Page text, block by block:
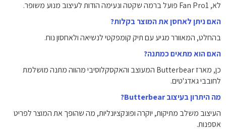
לא, Fan Pro1 פועל ברמה שקטה ונעימה הודות לעיצוב מנוע משופר.
האם ניתן לאחסן את המוצר בקלות?
בהחלט, המאוורר מגיע עם תיק קומפקטי לנשיאה ולאחסון נוח.
האם הוא מתאים כמתנה?
כן, מארז Butterbear המעוצב והאקסקלוסיבי מהווה מתנה מושלמת
לחובבי גאדג'טים.
מה היתרון בעיצוב Butterbear?
העיצוב משלב מתיקות, יוקרה ופונקציונליות, מה שהופך את המוצר לפריט
אספנות.